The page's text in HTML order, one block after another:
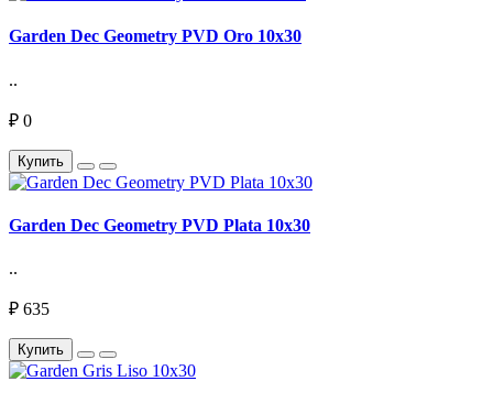
Garden Dec Geometry PVD Oro 10х30
..
₽ 0
Купить
Garden Dec Geometry PVD Plata 10х30
..
₽ 635
Купить